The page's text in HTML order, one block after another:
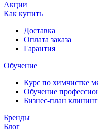
Акции
Как купить
Доставка
Оплата заказа
Гарантия
Обучение
Курс по химчистке
Обучение
Бизнес-план
Бренды
Блог